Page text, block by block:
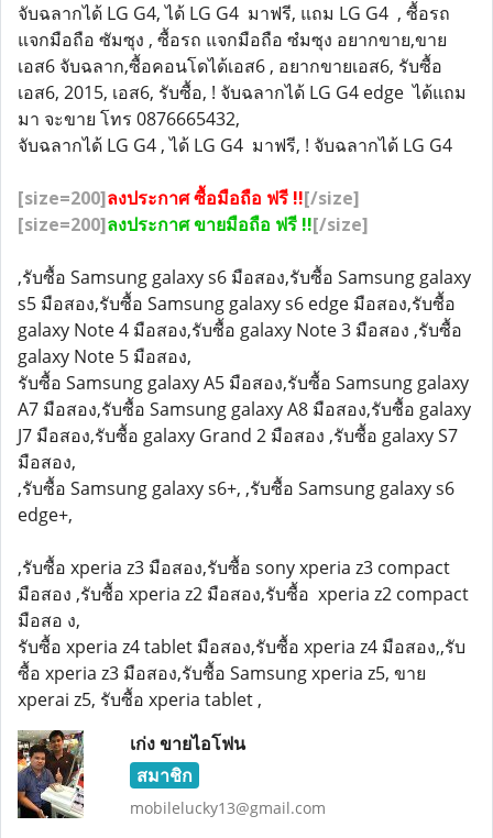
จับฉลากได้ LG G4, ได้ LG G4 มาฟรี, แถม LG G4 , ซื้อรถ
แจกมือถือ ซัมซุง , ซื้อรถ แจกมือถือ ซํมซุง อยากขาย,ขาย
เอส6 จับฉลาก,ซื้อคอนโดได้เอส6 , อยากขายเอส6, รับซื้อ
เอส6, 2015, เอส6, รับซื้อ, ! จับฉลากได้ LG G4 edge ได้แถม
มา จะขาย โทร 0876665432,
จับฉลากได้ LG G4 , ได้ LG G4 มาฟรี, ! จับฉลากได้ LG G4
[size=200]ลงประกาศ ซื้อมือถือ ฟรี !![/size]
[size=200]ลงประกาศ ขายมือถือ ฟรี !![/size]
,รับซื้อ Samsung galaxy s6 มือสอง,รับซื้อ Samsung galaxy
s5 มือสอง,รับซื้อ Samsung galaxy s6 edge มือสอง,รับซื้อ
galaxy Note 4 มือสอง,รับซื้อ galaxy Note 3 มือสอง ,รับซื้อ
galaxy Note 5 มือสอง,
รับซื้อ Samsung galaxy A5 มือสอง,รับซื้อ Samsung galaxy
A7 มือสอง,รับซื้อ Samsung galaxy A8 มือสอง,รับซื้อ galaxy
J7 มือสอง,รับซื้อ galaxy Grand 2 มือสอง ,รับซื้อ galaxy S7
มือสอง,
,รับซื้อ Samsung galaxy s6+, ,รับซื้อ Samsung galaxy s6
edge+,
,รับซื้อ xperia z3 มือสอง,รับซื้อ sony xperia z3 compact
มือสอง ,รับซื้อ xperia z2 มือสอง,รับซื้อ xperia z2 compact
มือสอ ง,
รับซื้อ xperia z4 tablet มือสอง,รับซื้อ xperia z4 มือสอง,,รับ
ซื้อ xperia z3 มือสอง,รับซื้อ Samsung xperia z5, ขาย
xperai z5, รับซื้อ xperia tablet ,
เก่ง ขายไอโฟน
สมาชิก
mobilelucky13@gmail.com